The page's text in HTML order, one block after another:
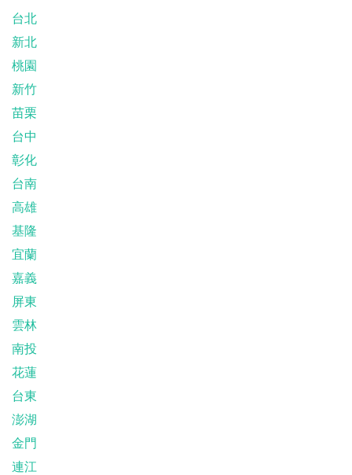
台北
新北
桃園
新竹
苗栗
台中
彰化
台南
高雄
基隆
宜蘭
嘉義
屏東
雲林
南投
花蓮
台東
澎湖
金門
連江